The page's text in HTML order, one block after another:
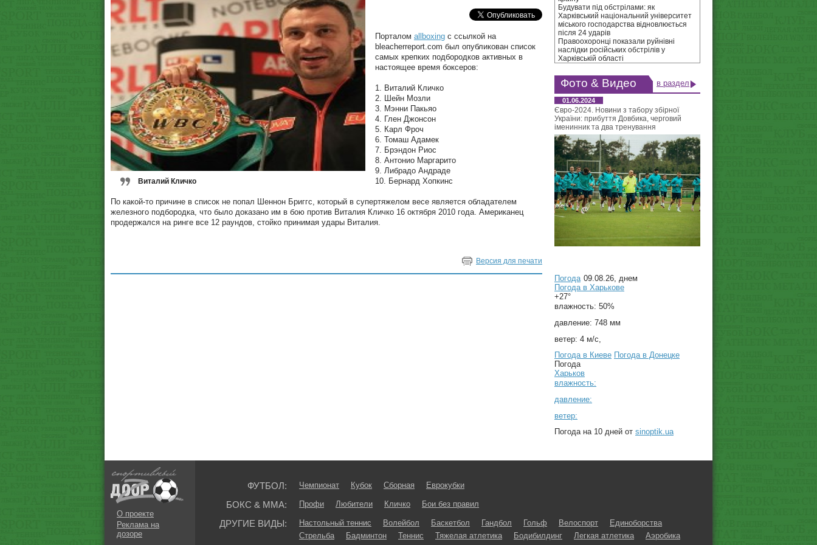
Виталий Кличко
Порталом allboxing с ссылкой на
bleacherreport.com был опубликован список
самых крепких подбородков активных в
настоящее время боксеров:
1. Виталий Кличко
2. Шейн Мозли
3. Мэнни Пакьяо
4. Глен Джонсон
5. Карл Фроч
6. Томаш Адамек
7. Брэндон Риос
8. Антонио Маргарито
9. Либрадо Андраде
10. Бернард Хопкинс
По какой-то причине в список не попал Шеннон Бриггс, который в супертяжелом весе является обладателем
железного подбородка, что было доказано им в бою против Виталия Кличко 16 октября 2010 года. Американец
продержался на ринге все 12 раундов, стойко принимая удары Виталия.
Версия для печати
Будувати під обстрілами: як
Харківський національний університет
міського господарства відновлюється
після 24 ударів
Правоохоронці показали руйнівні
наслідки російських обстрілів у
Харківській області
Фото & Видео в раздел
01.06.2024
Євро-2024. Новини з табору збірної
України: прибуття Довбика, черговий
іменинник та два тренування
Погода 09.08.26, днем
Погода в Харькове
+27°
влажность: 50%
давление: 748 мм
ветер: 4 м/с,
Погода в Киеве Погода в Донецке
Погода
Харьков
влажность:
давление:
ветер:
Погода на 10 дней от sinoptik.ua
О проекте
Реклама на
дозоре
ФУТБОЛ: Чемпионат Кубок Сборная Еврокубки
БОКС & ММА: Профи Любители Кличко Бои без правил
ДРУГИЕ ВИДЫ: Настольный теннис Волейбол Баскетбол Гандбол Гольф Велоспорт
Единоборства
Стрельба
Бадминтон Теннис Тяжелая атлетика Бодибилдинг Легкая атлетика
Аэробика